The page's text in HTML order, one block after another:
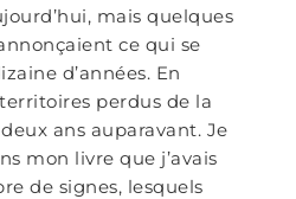
mais quelques
ce qui se
d’années. En
perdus de la
ans auparavant. Je
mon livre que j’avais
de signes, lesquels